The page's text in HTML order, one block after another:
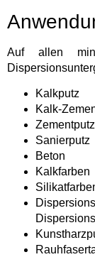
Auf allen
Kalkputz
Kalk-
Zementputz
Sanierputz
Beton
Kalkfarben